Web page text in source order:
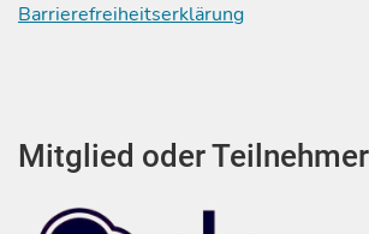
Barrierefreiheitserklärung
Mitglied oder